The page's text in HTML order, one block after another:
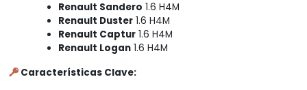
Renault Sandero 1.6 H4M
Renault Duster1.6 H4M
Renault Captur1.6 H4M
Renault Logan1.6 H4M
Características Clave: